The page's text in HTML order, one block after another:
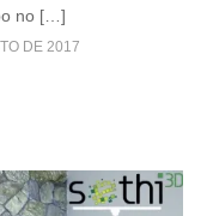
no […]
DE 2017